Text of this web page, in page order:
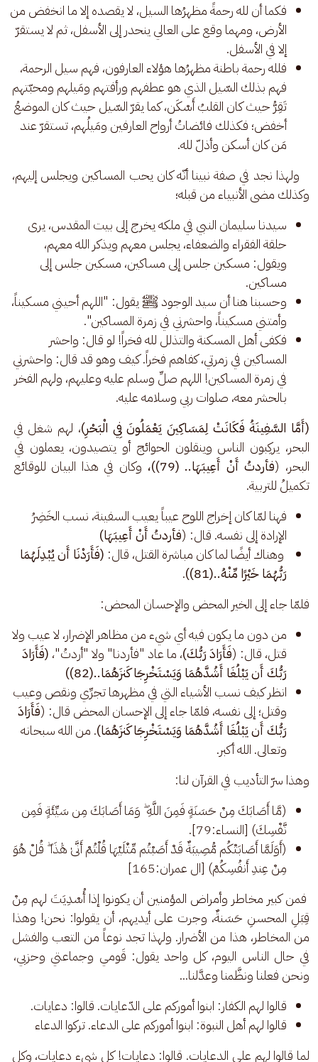
فكما أن لله رحمةً مظهرُها السيل، لا يقصده إلا ما انخفض من
الأرض، ومهما وقع على العالي ينحدر إلى الأسفل، ثم لا يستقرّ
إلا في الأسفل.
فلله رحمة باطنة مظهرُها هؤلاء العارفون، فهم سيل الرحمة،
فهم بذلك السّيل الذي هو عطفهم ورأفتهم ومَيلهم ومحبّتهم
تَقِرُّ حيث كان القلبُ أَسْكَن، كما يقرّ السّيل حيث كان الموضعُ
أخفض؛ فكذلك فائضاتُ أرواح العارفين ومَيلُهم، تستقرّ عند
مَن كان أسكن وأذلّ لله.
ولهذا نجد في صفة نبينا أنّه كان يحب المساكين ويجلس إليهم،
وكذلك مضى الأنبياء من قبله؛
سيدنا سليمان النبي في ملكه يخرج إلى بيت المقدس، يرى
حلقة الفقراء والضعفاء، يجلس معهم ويذكر الله معهم،
ويقول: مسكين جلس إلى مساكين، مسكين جلس إلى
مساكين.
وحسبنا هنا أن سيد الوجود ﷺ يقول: "اللهم أحيني مسكيناً،
وأمتني مسكيناً، واحشرني في زمرة المساكين".
فكفى أهل المسكنة والتذلل لله فخراً! لو قال: واحشر
المساكين في زمرتي، كفاهم فخراً. كيف وهو قد قال: واحشرني
في زمرة المساكين! اللهم صلِّ وسلم عليه وعليهم، ولهم الفخر
بالحشر معه، صلوات ربي وسلامه عليه.
(أَمَّا السَّفِينَةُ فَكَانَتْ لِمَسَاكِينَ يَعْمَلُونَ فِي الْبَحْرِ)، لهم شغل في
البحر، يركِبون الناس وينقلون الحوائج أو يتصيدون، يعملون في
البحر، (فأردتُ أَنْ أَعِيبَهَا.. (79))،
وكان في هذا البيان للوقائع
تكميلُ للتربية.
فهنا لمّا كان إخراج اللوح عيباً يعيب السفينة، نسب الخَضِرُ
الإرادة إلى نفسه. قال: (فأردتُ أَنْ أَعِيبَهَا)
وهناك أيضًا لما كان مباشرة القتل، قال: (فَأَرَدْنَا أَن يُبْدِلَهُمَا
رَبُّهُمَا خَيْرًا مِّنْهُ..(81))
.
فلمّا جاء إلى الخير المحض والإحسان المحض:
من دون ما يكون فيه أي شيء من مظاهر الإضرار، لا عيب ولا
قتل، قال: (فَأَرَادَ رَبُّكَ)، ما عاد "فأردنا" ولا "أردتُ"، (فَأَرَادَ
رَبُّكَ أَن يَبْلُغَا أَشُدَّهُمَا وَيَسْتَخْرِجَا كَنزَهُمَا..(82))
انظر كيف نسب الأشياء التي في مظهرها تجرِّي ونقص وعيب
وقتل؛ إلى نفسه، فلمّا جاء إلى الإحسان المحض قال: (فَأَرَادَ
رَبُّكَ أَن يَبْلُغَا أَشُدَّهُمَا وَيَسْتَخْرِجَا كَنزَهُمَا). من الله سبحانه
وتعالى. الله أكبر.
وهذا سرّ التأديب في القرآن لنا:
(مَّا أَصَابَكَ مِنْ حَسَنَةٍ فَمِنَ اللَّهِ ۖ وَمَا أَصَابَكَ مِن سَيِّئَةٍ فَمِن
نَّفْسِكَ) [النساء:79].
(أَوَلَمَّا أَصَابَتْكُم مُّصِيبَةٌ قَدْ أَصَبْتُم مِّثْلَيْهَا قُلْتُمْ أَنَّىٰ هَٰذَا ۖ قُلْ هُوَ
مِنْ عِندِ أَنفُسِكُمْ) [ال عمران:165]
فمن كبير مخاطر وأمراض المؤمنين أن يكونوا إذا أُسْدِيَتَ لهم مِنْ
قِبَلِ المحسنِ حَسَنةٌ، وجرت على أيديهم، أن يقولوا: نحن! وهذا
من المخاطر، هذا من الأضرار. ولهذا تجد نوعاً من التعب والفشل
في حال الناس اليوم، كل واحد يقول: قَومي وجماعتي وحزبي،
ونحن فعلنا ونظَّمنا وعدَّلنا...
قالوا لهم الكفار: ابنوا أموركم على الدّعايات. قالوا: دعايات.
قالوا لهم أهل النبوة: ابنوا أموركم على الدعاء. تركوا الدعاء
لما قالوا لهم على الدعايات. قالوا: دعايات! كل شيء دعايات، وكل